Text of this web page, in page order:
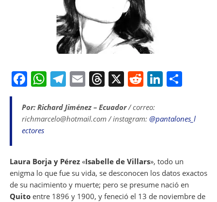
F
c
e
o
o
k
W
at
s
p
p
T
e
gr
m
E
ai
l
T
re
a
s
X R
d
di
Li
e
n
e
Por: Richard Jiménez – Ecuador/ correo:
richmarcelo@hotmail.com / instagram: @pantalones_l
ectores
Laura Borja y Pérez «Isabelle de Villars», todo un
enigma lo que fue su vida, se desconocen los datos exactos
de su nacimiento y muerte; pero se presume nació en
Quito entre 1896 y 1900, y feneció el 13 de noviembre de